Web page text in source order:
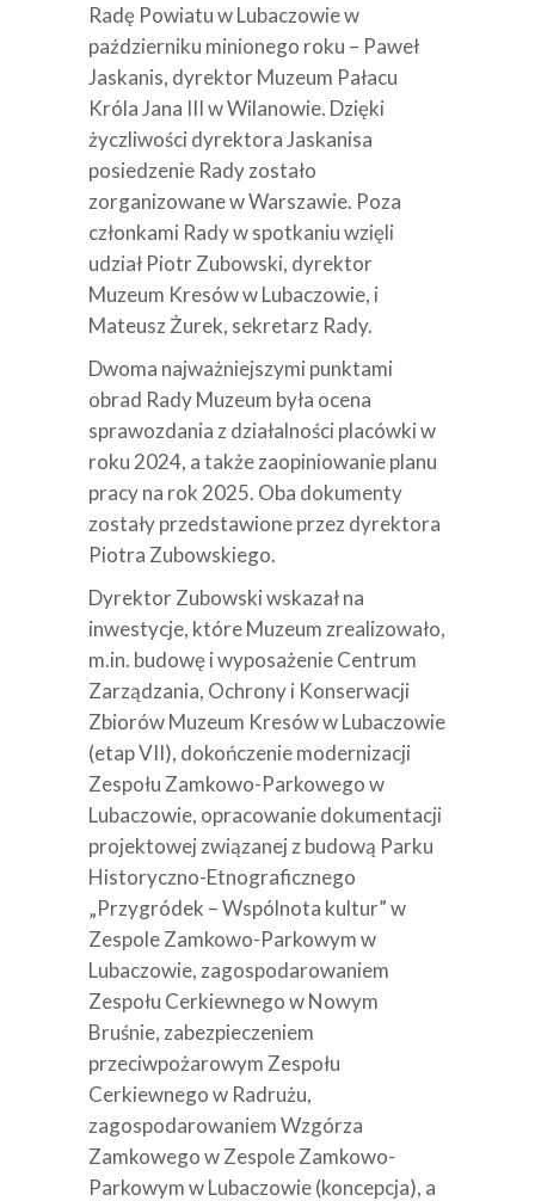
Radę Powiatu w Lubaczowie w
październiku minionego roku – Paweł
Jaskanis, dyrektor Muzeum Pałacu
Króla Jana III w Wilanowie. Dzięki
życzliwości dyrektora Jaskanisa
posiedzenie Rady zostało
zorganizowane w Warszawie. Poza
członkami Rady w spotkaniu wzięli
udział Piotr Zubowski, dyrektor
Muzeum Kresów w Lubaczowie, i
Mateusz Żurek, sekretarz Rady.
Dwoma najważniejszymi punktami
obrad Rady Muzeum była ocena
sprawozdania z działalności placówki w
roku 2024, a także zaopiniowanie planu
pracy na rok 2025. Oba dokumenty
zostały przedstawione przez dyrektora
Piotra Zubowskiego.
Dyrektor Zubowski wskazał na
inwestycje, które Muzeum zrealizowało,
m.in. budowę i wyposażenie Centrum
Zarządzania, Ochrony i Konserwacji
Zbiorów Muzeum Kresów w Lubaczowie
(etap VII), dokończenie modernizacji
Zespołu Zamkowo-Parkowego w
Lubaczowie, opracowanie dokumentacji
projektowej związanej z budową Parku
Historyczno-Etnograficznego
„Przygródek – Wspólnota kultur” w
Zespole Zamkowo-Parkowym w
Lubaczowie, zagospodarowaniem
Zespołu Cerkiewnego w Nowym
Bruśnie, zabezpieczeniem
przeciwpożarowym Zespołu
Cerkiewnego w Radrużu,
zagospodarowaniem Wzgórza
Zamkowego w Zespole Zamkowo-
Parkowym w Lubaczowie (koncepcja), a